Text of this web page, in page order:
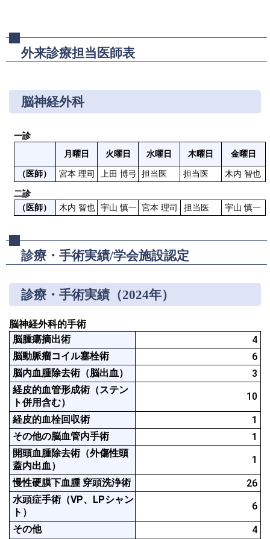
外来診療担当医師表
脳神経外科
一診
月曜日
火曜日 水曜日 木曜日
金曜日
（医師）
担当医
木内 智也
二診
（医師）
宮本 理司
担当医 宇山 慎一
診療・手術実績/学会施設認定
診療・手術実績（2024年）
脳神経外科的手術
脳腫瘍摘出術
4
脳動脈瘤コイル塞栓術
6
脳内血腫除去術（脳出血）
3
経皮的血管形成術（ステン
ト併用含む）
10
経皮的血栓回収術
1
その他の脳血管内手術
1
開頭血腫除去術（外傷性頭
蓋内出血）
1
慢性硬膜下血腫 穿頭洗浄術
26
水頭症手術（VP、LPシャン
ト）
6
その他
4